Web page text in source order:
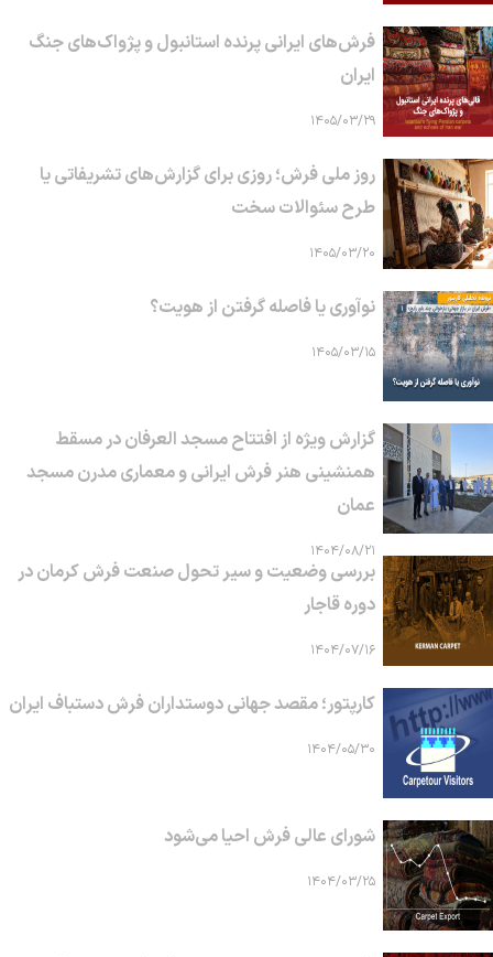
فرش‌های ایرانی پرنده استانبول و پژواک‌های جنگ
ایران
۱۴۰۵/۰۳/۲۹
روز ملی فرش؛ روزی برای گزارش‌های تشریفاتی یا
طرح سئوالات سخت
۱۴۰۵/۰۳/۲۰
نوآوری یا فاصله گرفتن از هویت؟
۱۴۰۵/۰۳/۱۵
گزارش ویژه از افتتاح مسجد العرفان در مسقط
همنشینی هنر فرش ایرانی و معماری مدرن مسجد
عمان
۱۴۰۴/۰۸/۲۱
بررسی وضعیت و سیر تحول صنعت فرش کرمان در
دوره قاجار
۱۴۰۴/۰۷/۱۶
کارپتور؛ مقصد جهانی دوستداران فرش دستباف ایران
۱۴۰۴/۰۵/۳۰
شورای عالی فرش احیا می‌شود
۱۴۰۴/۰۳/۲۵